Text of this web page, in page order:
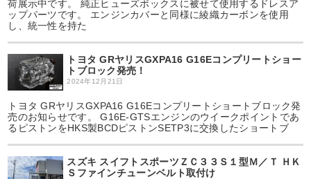
荷展示中です。 純正ヒューズボックスに被せて使用するドレスア
ップパーツです。 エンジンカバーと同様に綾織カーボンを使用
し、統一性を持た
トヨタ GRヤリスGXPA16 G16Eコンプリートショー
トブロック発売！
2024年12月21日
トヨタ GRヤリスGXPA16 G16Eコンプリートショートブロック発
売のお知らせです。 G16E-GTSエンジンのウイークポイントであ
るピストンをHKS製BCDピストンSETP3に交換したショートブ
スズキ スイフトスポーツＺＣ３３Ｓ１型Ｍ／Ｔ ＨＫ
Ｓファインチューンベルト取付け